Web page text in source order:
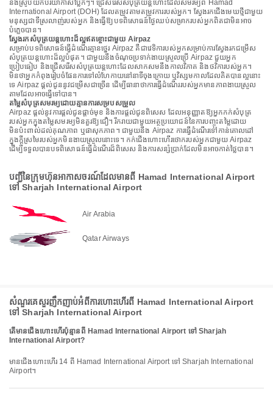
និងស្រូបយកបរិយាកាសប្លែកៗ។ ជ្រើសរើសសំបុត្រយន្តហោះដែលសមរម្យពី Hamad
International Airport (DOH) ដែលតម្រូវតាមតម្រូវការរបស់អ្នក។ ស្វែងរកជើងមេឃថ្មីជាមួយ
មនុស្សជាទីស្រលាញ់របស់អ្នក និងធ្វើឱ្យបទពិសោធន៍ថ្ងៃឈប់សម្រាករបស់អ្នកពិតជាមិនអាច
បំភ្លេចបាន។
ស្វែងរកសំបុត្រយន្តហោះដ៏ល្អឥតខ្ចោះជាមួយ Airpaz
សម្រាប់បទពិសោធន៍ធ្វើដំណើរគ្មានថ្នេរ Airpaz គឺជាវេទិការបស់អ្នកសម្រាប់ការស្វែងរកជម្រើស
សំបុត្រយន្តហោះដ៏ល្អបំផុត។ ជាមួយនឹងចំណុចប្រទាក់ងាយស្រួលប្រើ Airpaz ជួយអ្នក
ប្រៀបធៀប និងជ្រើសរើសសំបុត្រយន្តហោះដែលសាកសមនឹងកាលវិភាគ និងថវិការបស់អ្នក។
មិនថាអ្នកកំពុងរៀបចំផែនការទៅលំហែកាយនៅនាទីចុងក្រោយ ឬវិស្សមកាលដែលគិតបានល្អនោះ
ទេ Airpaz ផ្តល់ជូននូវជម្រើសជាច្រើន ដើម្បីធានាថាការធ្វើដំណើររបស់អ្នកមានភាពងាយស្រួល
តាមដែលអាចធ្វើទៅបាន។
តម្លៃសំបុត្រសមរម្យដោយគ្មានការសម្របសម្រួល
Airpaz ផ្តល់នូវការផ្តល់ជូនផ្តាច់មុខ និងការផ្តល់ជូនពិសេស ដែលអនុញ្ញាតឱ្យអ្នកកក់សំបុត្រ
របស់អ្នកក្នុងតម្លៃសមរម្យមិនគួរឱ្យជឿ។ រីករាយជាមួយអត្ថប្រយោជន៍នៃការបញ្ចុះតម្លៃដោយ
មិនប៉ះពាល់ដល់គុណភាព ឬផាសុកភាព។ ជាមួយនឹង Airpaz ការធ្វើដំណើរទៅកាន់គោលដៅ
ក្នុងក្តីស្រមៃរបស់អ្នកមិនងាយស្រួលនោះទេ។ កក់ជើងហោះហើរថោករបស់អ្នកជាមួយ Airpaz
ដើម្បីទទួលបានបទពិសោធន៍ធ្វើដំណើរដ៏ពិសេស និងការសន្សំប្រាក់ដែលមិនអាចកាត់ថ្លៃបាន។
បញ្ជីនៃក្រុមហ៊ុនអាកាសចរណ៍ដែលមានពី Hamad International Airport
ទៅ Sharjah International Airport
Air Arabia
Qatar Airways
សំណួរគេសួរញឹកញាប់អំពីការហោះហើរពី Hamad International Airport
ទៅ Sharjah International Airport
តើមានជើងហោះហើរប៉ុន្មានពី Hamad International Airport ទៅ Sharjah
International Airport?
មានជើងហោះហើរ 14 ពី Hamad International Airport ទៅ Sharjah International
Airport។